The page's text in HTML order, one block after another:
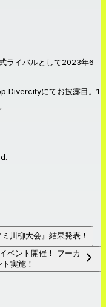
ライバルとして2023年6
Divercityにてお披露目。1
川柳大会』結果発表！
ベント開催！ フーカ
実施！